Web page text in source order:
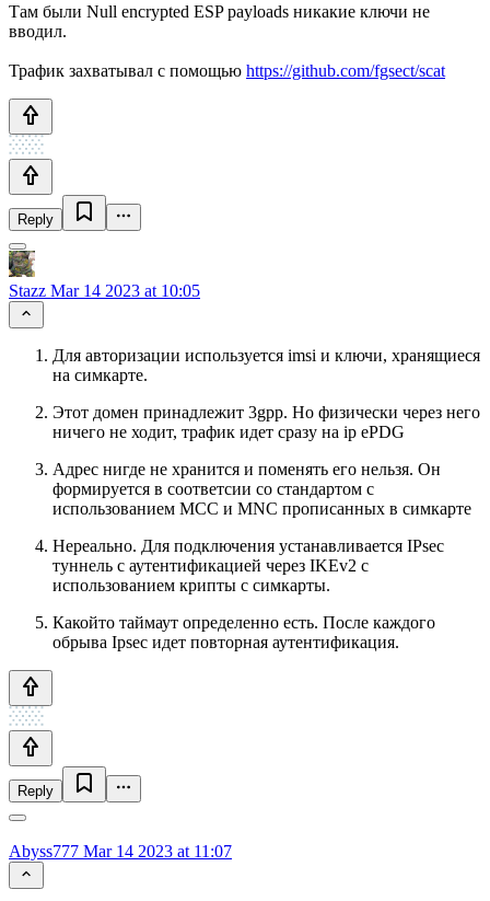
Там были Null encrypted ESP payloads никакие ключи не
вводил.
Трафик захватывал с помощью https://github.com/fgsect/scat
Reply
Stazz Mar 14 2023 at 10:05
Для авторизации используется imsi и ключи, хранящиеся
на симкарте.
Этот домен принадлежит 3gpp. Но физически через него
ничего не ходит, трафик идет сразу на ip ePDG
Адрес нигде не хранится и поменять его нельзя. Он
формируется в соответсии со стандартом с
использованием MCC и MNC прописанных в симкарте
Нереально. Для подключения устанавливается IPsec
туннель с аутентификацией через IKEv2 с
использованием крипты с симкарты.
Какойто таймаут определенно есть. После каждого
обрыва Ipsec идет повторная аутентификация.
Reply
Abyss777 Mar 14 2023 at 11:07